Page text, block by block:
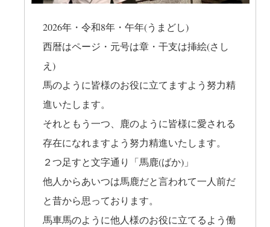
2026年・令和8年・午年(うまどし)
西暦はページ・元号は章・干支は挿絵(さし
え)
馬のように皆様のお役に立てますよう努力精
進いたします。
それともう一つ、鹿のように皆様に愛される
存在になれますよう努力精進いたします。
２つ足すと文字通り「馬鹿(ばか)」
他人からあいつは馬鹿だと言われて一人前だ
と昔から思っております。
馬車馬のように他人様のお役に立てるよう働